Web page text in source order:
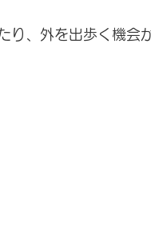
り、外を出歩く機会